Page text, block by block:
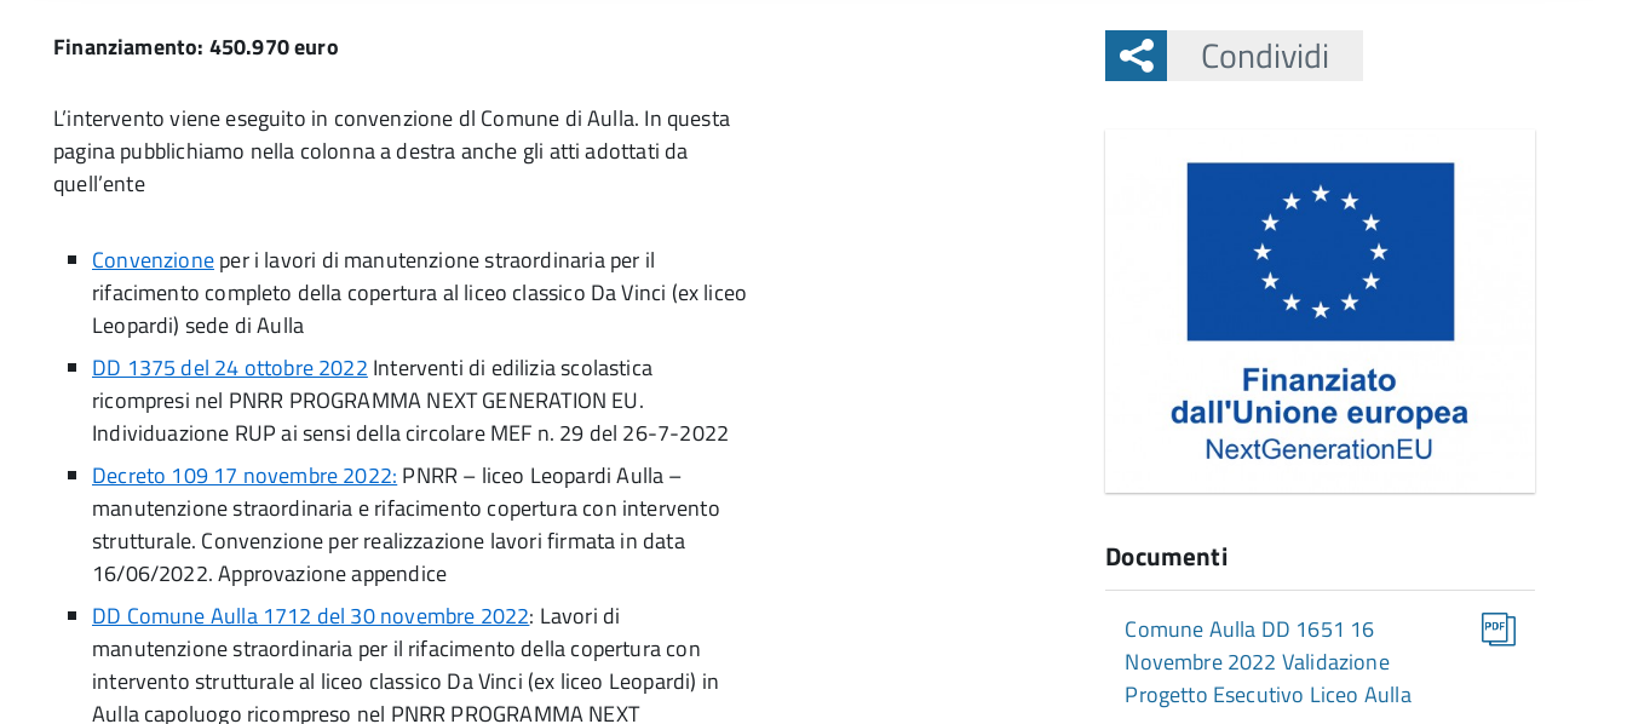
Finanziamento: 450.970 euro
L’intervento viene eseguito in convenzione dl Comune di Aulla. In questa
pagina pubblichiamo nella colonna a destra anche gli atti adottati da
quell’ente
Convenzioneper i lavori di manutenzione straordinaria per il
rifacimento completo della copertura al liceo classico Da Vinci (ex liceo
Leopardi) sede di Aulla
DD 1375 del 24 ottobre 2022 Interventi di edilizia scolastica
ricompresi nel PNRR PROGRAMMA NEXT GENERATION EU.
Individuazione RUP ai sensi della circolare MEF n. 29 del 26-7-2022
Decreto 109 17 novembre 2022: PNRR – liceo Leopardi Aulla –
manutenzione straordinaria e rifacimento copertura con intervento
strutturale. Convenzione per realizzazione lavori firmata in data
16/06/2022. Approvazione appendice
DD Comune Aulla 1712 del 30 novembre 2022: Lavori di
manutenzione straordinaria per il rifacimento della copertura con
intervento strutturale al liceo classico Da Vinci (ex liceo Leopardi) in
Aulla capoluogo ricompreso nel PNRR PROGRAMMA NEXT
Condividi
Documenti
Comune Aulla DD 1651 16
Novembre 2022 Validazione
Progetto Esecutivo Liceo Aulla